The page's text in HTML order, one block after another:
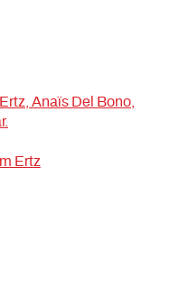
Anaïs Del Bono,
Ertz